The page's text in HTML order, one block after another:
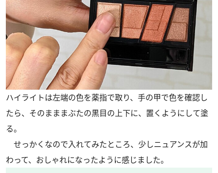
ハイライトは左端の色を薬指で取り、手の甲で色を確認し
たら、そのまままぶたの黒目の上下に、置くようにして塗
る。
せっかくなので入れてみたところ、少しニュアンスが加
わって、おしゃれになったように感じました。